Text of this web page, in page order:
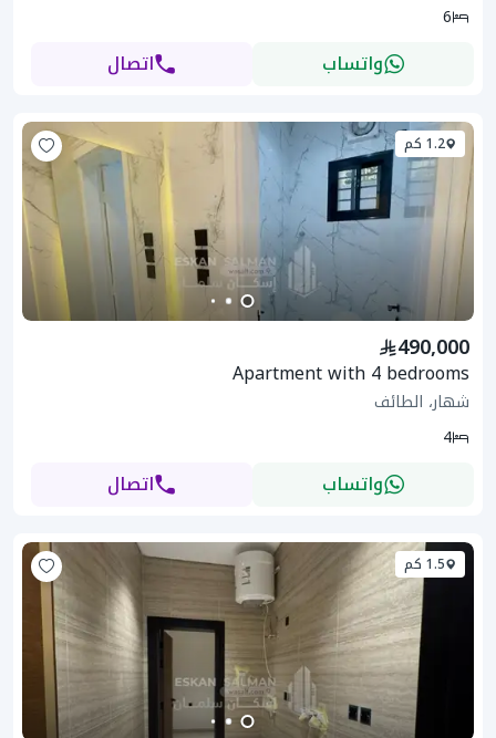
6
واتساب اتصال
1.2 كم
490,000
Apartment with 4 bedrooms
شهار، الطائف
4
واتساب اتصال
1.5 كم